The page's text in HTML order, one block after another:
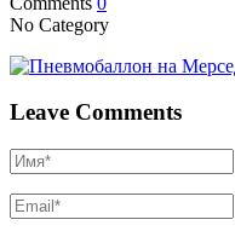
No Category
Leave Comments